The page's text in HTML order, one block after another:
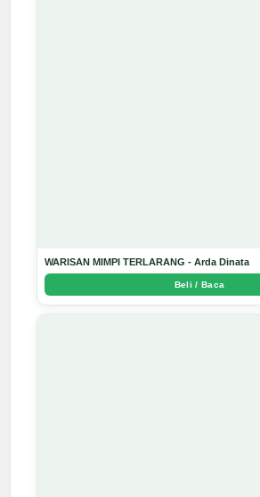
WARISAN MIMPI TERLARANG - Arda Dinata
Beli / Baca